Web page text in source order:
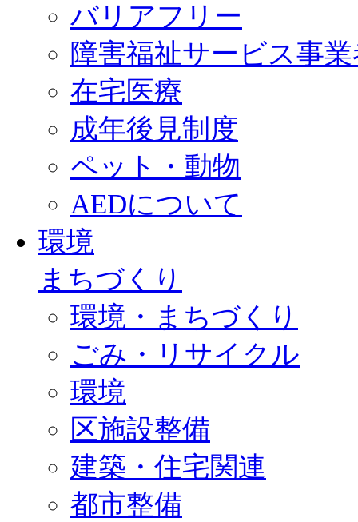
バリアフリー
障害福祉サービス事
在宅医療
成年後見制度
ペット・動物
AEDについて
環境
まちづくり
環境・まちづくり
ごみ・リサイクル
環境
区施設整備
建築・住宅関連
都市整備